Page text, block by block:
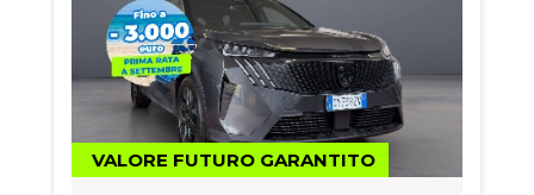
VALORE FUTURO GARANTITO